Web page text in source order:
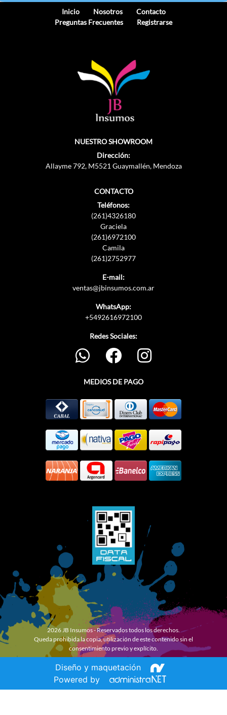
Inicio Nosotros
Contacto
Preguntas Frecuentes
Registrarse
NUESTRO SHOWROOM
Dirección:
Allayme 792, M5521 Guaymallén, Mendoza
CONTACTO
Teléfonos:
(261)4326180
Graciela
(261)6972100
Camila
(261)2752977
E-mail:
ventas@jbinsumos.com.ar
WhatsApp:
+5492616972100
Redes Sociales:
MEDIOS DE PAGO
2026 JB Insumos - Reservados todos los derechos.
Queda prohibida la copia, utilización de este contenido sin el
consentimiento previo y explícito.
Diseño y maquetación
Powered by